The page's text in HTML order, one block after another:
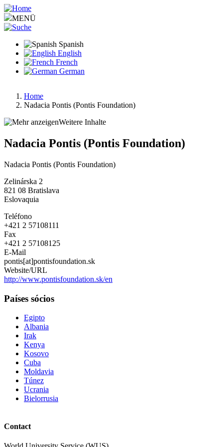
Pasar
al
contenido
MENÜ
Spanish
English
French
German
Ruta
de
Home
Nadacia Pontis (Pontis Foundation)
Weitere Inhalte
Nadacia Pontis (Pontis Foundation)
Nadacia Pontis (Pontis Foundation)
Zelinárska 2
821 08 Bratislava
Eslovaquia
Teléfono
+421 2 57108111
Fax
+421 2 57108125
E-Mail
pontis[at]pontisfoundation.sk
Website/URL
http://www.pontisfoundation.sk/en
Países sócios
Egipto
Albania
Irak
Kenya
Kosovo
Cuba
Moldavia
Túnez
Ucrania
Bielorrusia
Contact